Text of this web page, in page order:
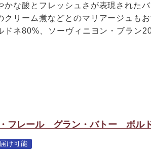
かな酸とフレッシュさが表現された
クリーム煮などとのマリアージュもお
ドネ80%、ソーヴィニヨン・ブラン
フレール グラン・バトー ボル
け可能